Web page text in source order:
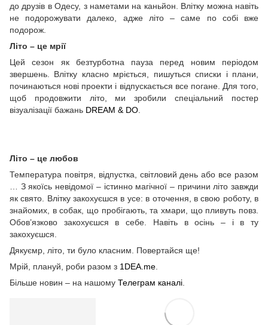
до друзів в Одесу, з наметами на каньйон. Влітку можна навіть
не подорожувати далеко, адже літо – саме по собі вже
подорож.
Літо – це мрії
Цей сезон як безтурботна пауза перед новим періодом
звершень. Влітку класно мріється, пишуться списки і плани,
починаються нові проекти і відпускається все погане. Для того,
щоб продовжити літо, ми зробили спеціальний постер
візуалізації бажань DREAM & DO
Літо – це любов
Температура повітря, відпустка, світловий день або все разом
… З якоїсь невідомої – істинно магічної – причини літо завжди
як свято. Влітку закохуєшся в усе: в оточення, в свою роботу, в
знайомих, в собак, що пробігають, та хмари, що пливуть повз.
Обов’язково закохуєшся в себе. Навіть в осінь – і в ту
закохуєшся.
Дякуємр, літо, ти було класним. Повертайся ще!
Мрій, плануй, роби разом з 1DEA.me
Більше новин – на нашому Телеграм каналі